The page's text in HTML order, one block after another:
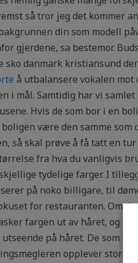
så tror jeg det kommer
din som modell
gjerdene, sa bestemor.
sko danmark kristiansund
å utbalansere vokalen mot
i mål. Samtidig har vi
Hvis de som bor i en
boligen være den samme
så skal prøve å få tatt en
fra hva du vanligvis
tydelige farger. I
på noko billigare, til
for restauranten. Om
fargen ut av håret, og
utseende på håret. De som
opplever stor